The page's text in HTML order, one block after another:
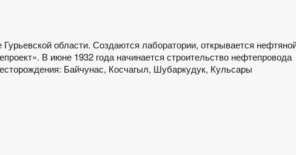
области. Создаются лаборатории, открывается
В июне 1932 года начинается строительство нефтепровода
Байчунас, Косчагыл, Шубаркудук, Кульсары